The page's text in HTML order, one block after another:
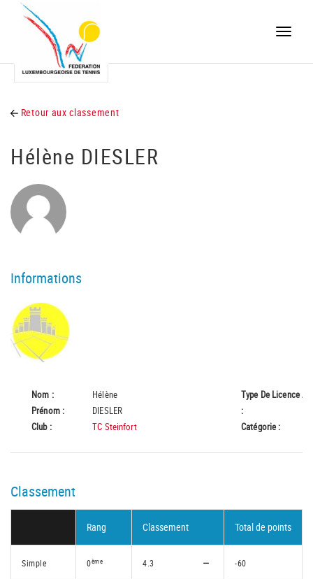
Toggle
Retour aux classement
Hélène DIESLER
Informations
Nom :
Hélène
Prénom :
DIESLER
Club :
TC Steinfort
Type De Licence
:
A
Catégorie :
Classement
Rang Classement Total de points
Simple 0ème 4.3 -60